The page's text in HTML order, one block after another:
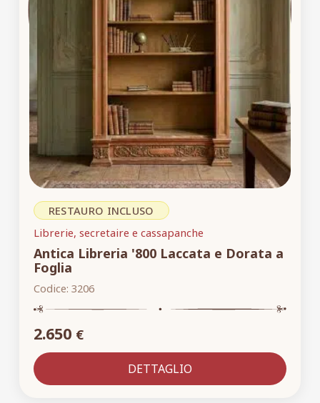
RESTAURO INCLUSO
Librerie, secretaire e cassapanche
Antica Libreria '800 Laccata e Dorata a
Foglia
Codice: 3206
2.650 €
DETTAGLIO